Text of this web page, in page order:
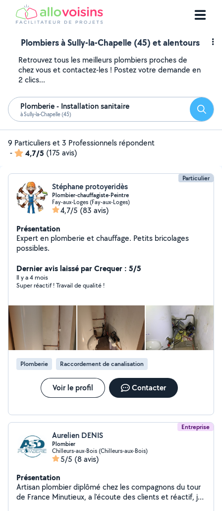
Plombiers à Sully-la-Chapelle (45) et alentours
Retrouvez tous les meilleurs plombiers proches de
chez vous et contactez-les ! Postez votre demande en
2 clics...
Plomberie - Installation sanitaire
à Sully-la-Chapelle (45)
9 Particuliers et 3 Professionnels répondent
-
4,7/5 (175 avis)
Particulier
Stéphane protoyeridès
Plombier-chauffagiste-Peintre
Fay-aux-Loges (Fay-aux-Loges)
4,7/5 (83 avis)
Présentation
Expert en plomberie et chauffage. Petits bricolages
possibles.
Dernier avis laissé par Crequer : 5/5
Il y a 4 mois
Super réactif ! Travail de qualité !
Plomberie Raccordement de canalisation
Voir le profil Contacter
Entreprise
Aurelien DENIS
Plombier
Chilleurs-aux-Bois (Chilleurs-aux-Bois)
5/5 (8 avis)
Présentation
Artisan plombier diplômé chez les compagnons du tour
de France Minutieux, a l'écoute des clients et réactif, je